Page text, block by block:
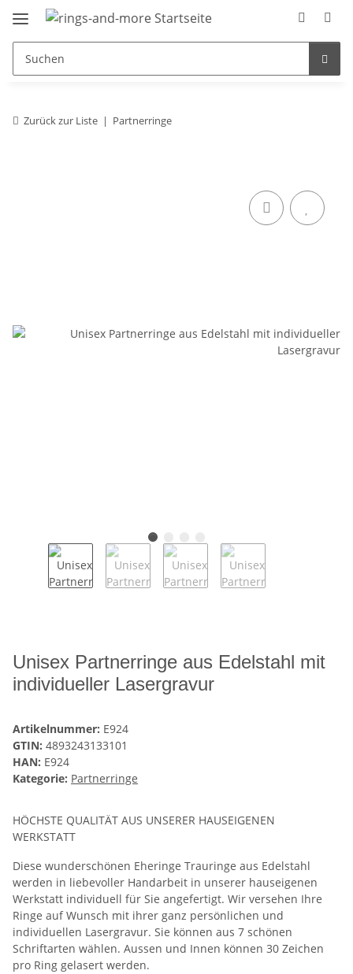
Zurück zur Liste Partnerringe
Unisex Partnerringe aus Edelstahl mit
individueller Lasergravur
Artikelnummer: E924
GTIN: 4893243133101
HAN: E924
Kategorie: Partnerringe
HÖCHSTE QUALITÄT AUS UNSERER HAUSEIGENEN
WERKSTATT
Diese wunderschönen Eheringe Trauringe aus Edelstahl
werden in liebevoller Handarbeit in unserer hauseigenen
Werkstatt individuell für Sie angefertigt. Wir versehen Ihre
Ringe auf Wunsch mit ihrer ganz persönlichen und
individuellen Lasergravur. Sie können aus 7 schönen
Schriftarten wählen. Aussen und Innen können 30 Zeichen
pro Ring gelasert werden.